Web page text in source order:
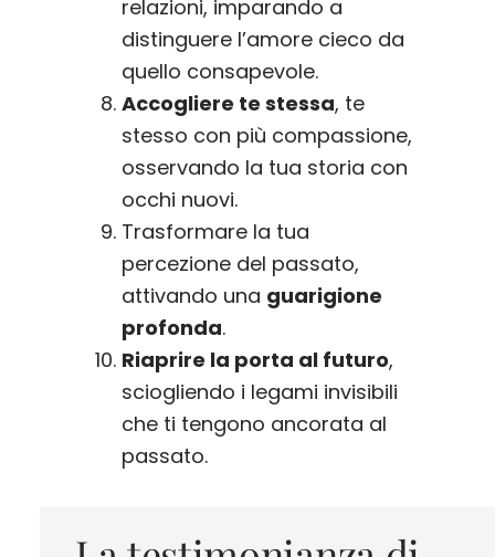
relazioni, imparando a
distinguere l’amore cieco da
quello consapevole.
Accogliere te stessa, te
stesso con più compassione,
osservando la tua storia con
occhi nuovi.
Trasformare la tua
percezione del passato,
attivando una guarigione
profonda.
Riaprire la porta al futuro,
sciogliendo i legami invisibili
che ti tengono ancorata al
passato.